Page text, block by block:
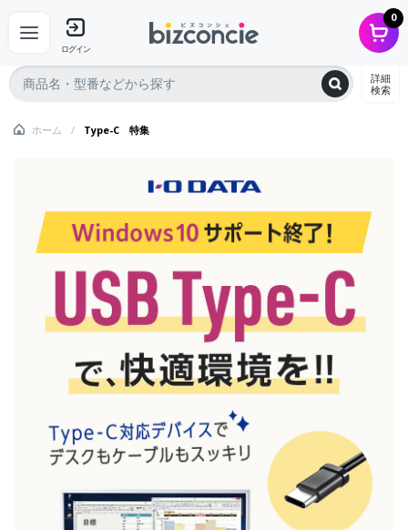
ログイン
0
詳細
検索
ホーム Type-C 特集